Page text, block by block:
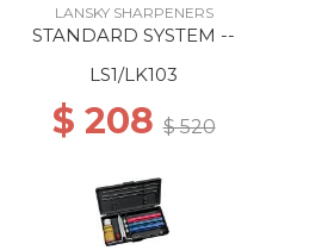
LANSKY SHARPENERS
STANDARD SYSTEM --
LS1/LK103
$ 208$ 520